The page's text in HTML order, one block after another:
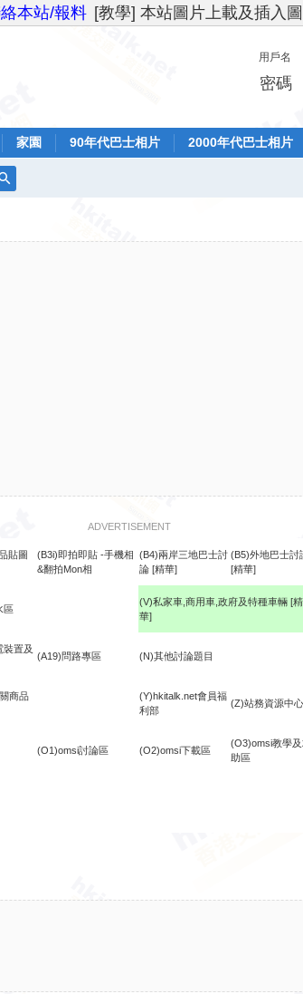
本站/報料 [教學] 本站圖片上載及插入
用戶名
密碼
家園 90年代巴士相片 2000年代巴士相片
ADVERTISEMENT
貼圖
(B3i)即拍即貼 -手機相
&翻拍Mon相
(B4)兩岸三地巴士討
論 [精華]
(B5)外地巴士討
[精華]
區
(V)私家車,商用車,政府及特種車輛 [精
華]
裝置及
(A19)問路專區 (N)其他討論題目
商品
(Y)hkitalk.net會員福
利部
(Z)站務資源中心
(O1)omsi討論區 (O2)omsi下載區
(O3)omsi教學
助區